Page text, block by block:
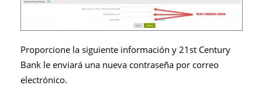
Proporcione la siguiente información y 21st Century
Bank le enviará una nueva contraseña por correo
electrónico.